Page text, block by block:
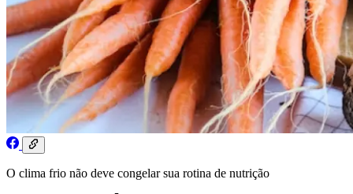
O clima frio não deve congelar sua rotina de nutrição